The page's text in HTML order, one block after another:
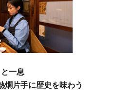
一息
燗片手に歴史を味わう